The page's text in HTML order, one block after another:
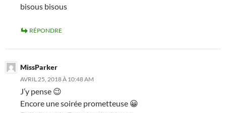
bisous bisous
RÉPONDRE
MissParker
AVRIL 25, 2018 À 10:48 AM
J’y pense 😉
Encore une soirée prometteuse 😀